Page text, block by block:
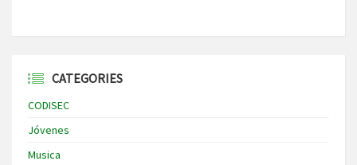
CATEGORIES
CODISEC
Jóvenes
Musica